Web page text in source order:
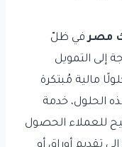
مصرفي ظلّ
إلى التمويل
مالية مُبتكرة
الحلول، خدمة
للعملاء الحصول